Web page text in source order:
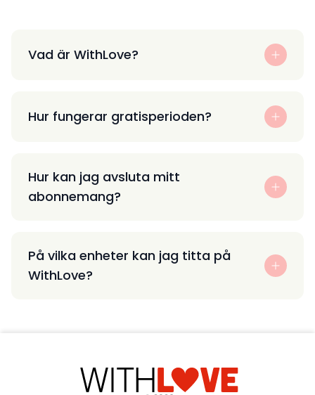
Vad är WithLove?
Hur fungerar gratisperioden?
Hur kan jag avsluta mitt
abonnemang?
På vilka enheter kan jag titta på
WithLove?